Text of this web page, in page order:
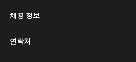
채용 정보
연락처